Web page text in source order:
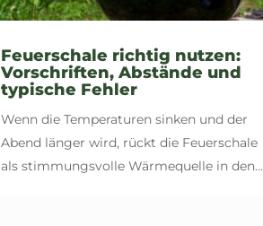
Feuerschale richtig nutzen:
Vorschriften, Abstände und
typische Fehler
Wenn die Temperaturen sinken und der
Abend länger wird, rückt die Feuerschale
als stimmungsvolle Wärmequelle in den...